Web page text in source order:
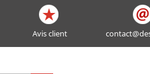
Avis client